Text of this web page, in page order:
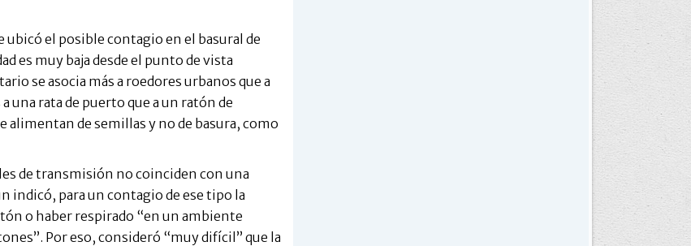
el posible contagio en el basural de
es muy baja desde el punto de vista
se asocia más a roedores urbanos que a
una rata de puerto que a un ratón de
alimentan de semillas y no de basura, como
de transmisión no coinciden con una
indicó, para un contagio de ese tipo la
o haber respirado “en un ambiente
Por eso, consideró “muy difícil” que la